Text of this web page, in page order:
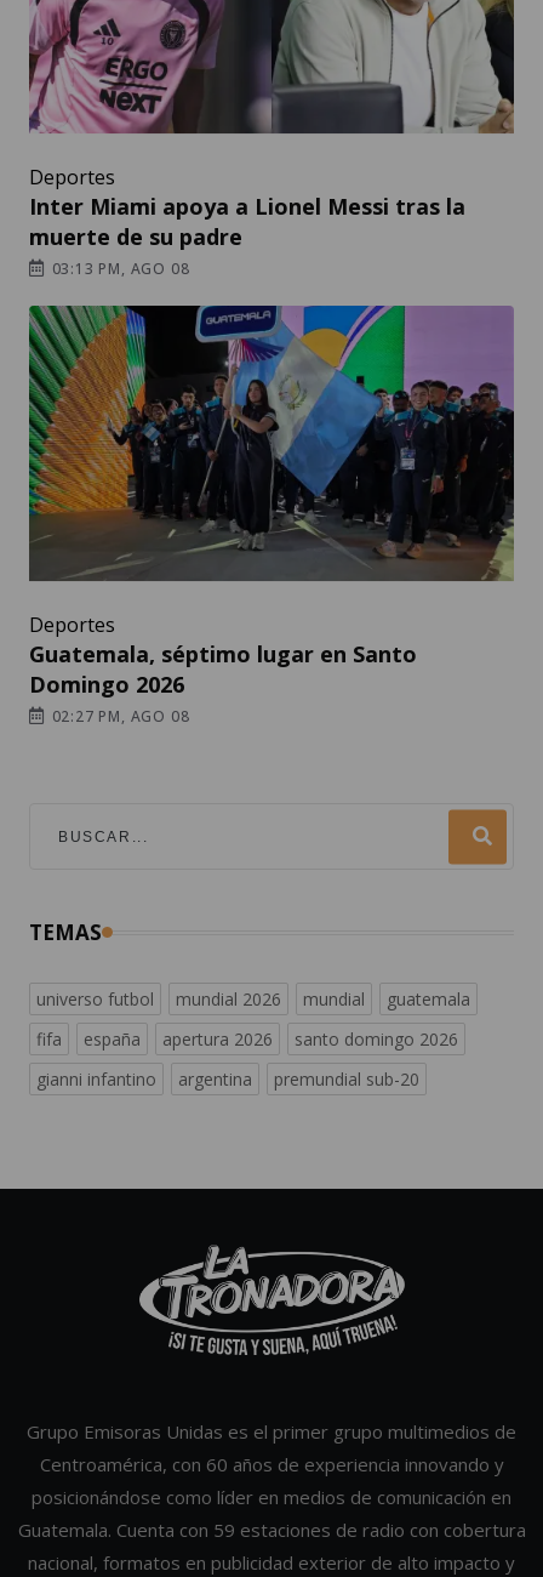
Deportes
Inter Miami apoya a Lionel Messi tras la
muerte de su padre
03:13 PM, AGO 08
Deportes
Guatemala, séptimo lugar en Santo
Domingo 2026
02:27 PM, AGO 08
TEMAS
universo futbol mundial 2026 mundial
guatemala
fifa
españa apertura 2026
santo domingo 2026
gianni infantino
argentina premundial sub-20
Grupo Emisoras Unidas es el primer grupo multimedios de
Centroamérica, con 60 años de experiencia innovando y
posicionándose como líder en medios de comunicación en
Guatemala. Cuenta con 59 estaciones de radio con cobertura
nacional, formatos en publicidad exterior de alto impacto y